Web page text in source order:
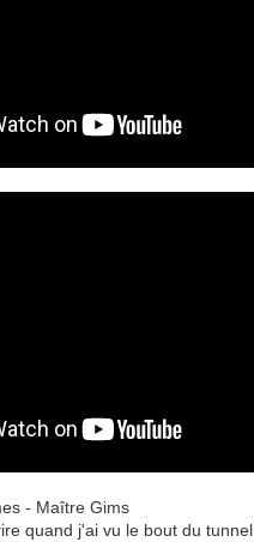
- Maître Gims
quand j'ai vu le bout du tunnel